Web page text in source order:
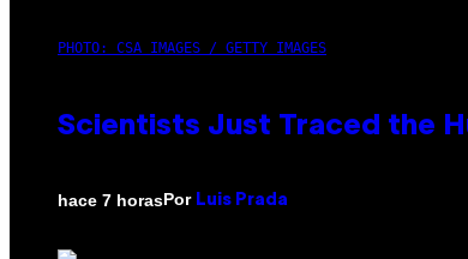
PHOTO: CSA IMAGES / GETTY IMAGES
Scientists Just Traced the
hace 7 horasPor Luis Prada